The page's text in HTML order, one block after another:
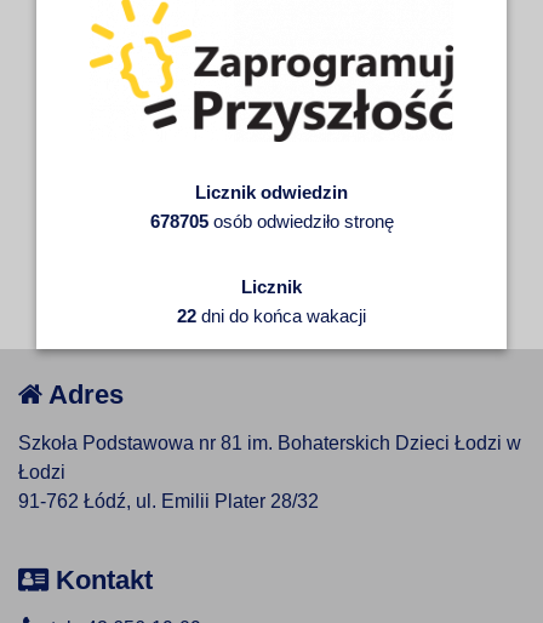
Licznik odwiedzin
678705osób odwiedziło stronę
Licznik
22 dni do końca wakacji
Adres
Szkoła Podstawowa nr 81 im. Bohaterskich Dzieci Łodzi w
Łodzi
91-762 Łódź, ul. Emilii Plater 28/32
Kontakt